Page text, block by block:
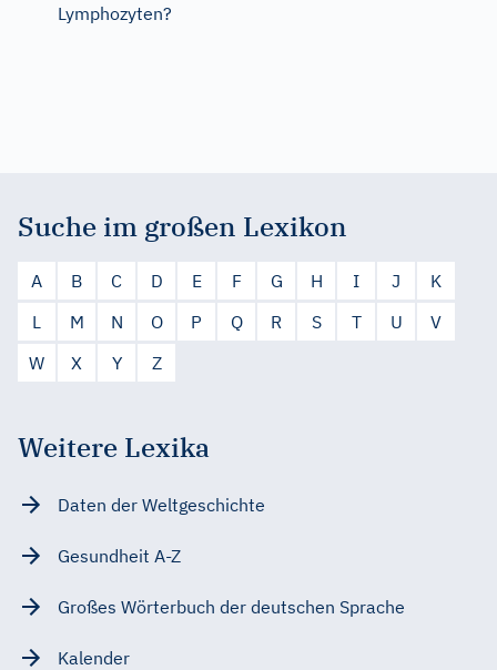
Lymphozyten?
Suche im großen Lexikon
A B C D E F G H I J
K
L
M N O P Q R S T U
V
W
X Y Z
Weitere Lexika
Daten der Weltgeschichte
Gesundheit A-Z
Großes Wörterbuch der deutschen Sprache
Kalender